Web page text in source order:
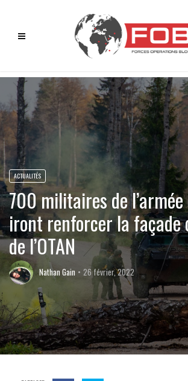
ACTUALITÉS
700 militaires de
iront renforcer la façade
de l’OTAN
Nathan Gain 26 février, 2022